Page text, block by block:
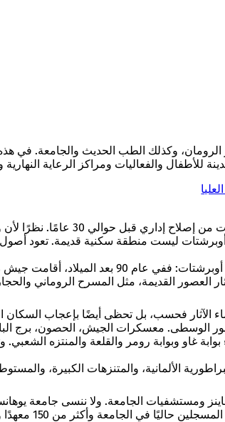
الرومان، وكذلك الطب الحديث والجامعة. في
للأطفال والفعاليات ومراكز الرعاية النهارية
نشأت مدينة ماينز-
أوبرشتات ليست منطقة سكنية قديمة. تعود أصول
آثار العصور القديمة، مثل المسرح الروماني
الوسطى. معسكرات الجيش، الحصون، برج
غاو وبوابة رومر والقلعة والمنتزه الشعبي.
الألمانية، والمتنزهات الكبيرة،
وأكثر من 150 معهدًا وعيادة تابعة لها حوالي 35000 طالب. توفر